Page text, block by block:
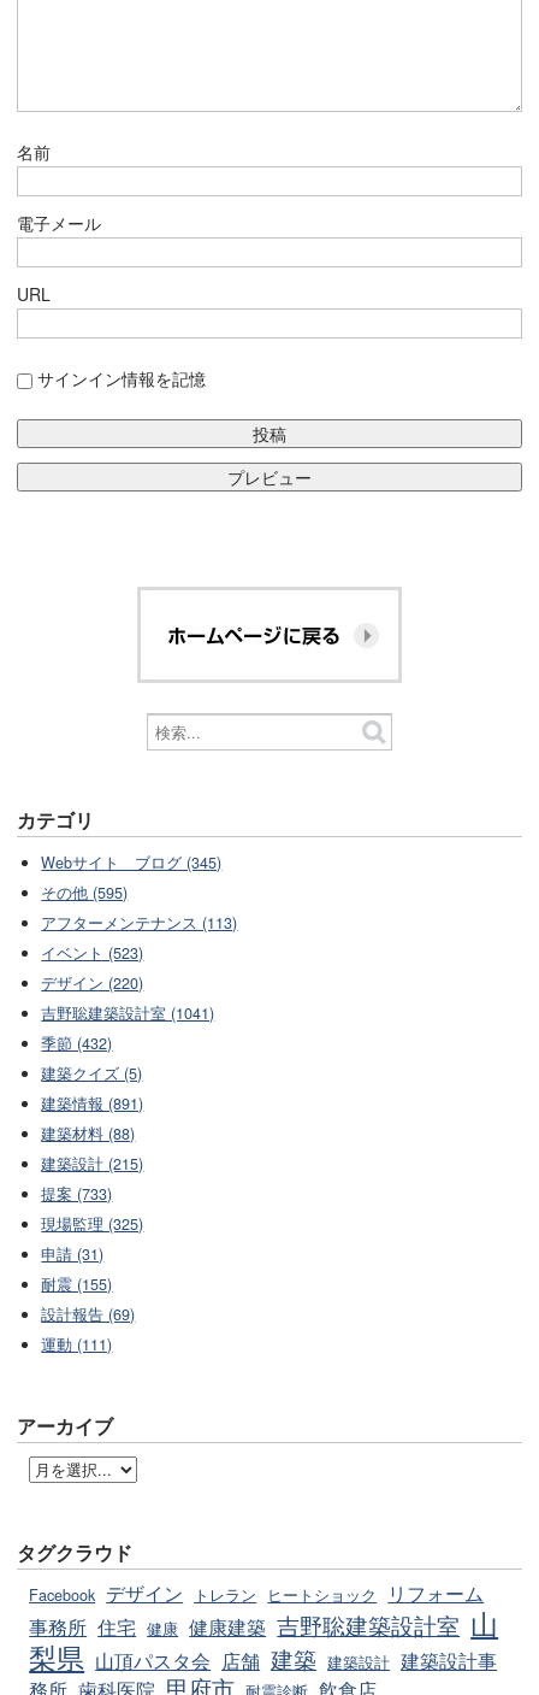
名前
電子メール
URL
サインイン情報を記憶
カテゴリ
Webサイト ブログ (345)
その他 (595)
アフターメンテナンス (113)
イベント (523)
デザイン (220)
吉野聡建築設計室 (1041)
季節 (432)
建築クイズ (5)
建築情報 (891)
建築材料 (88)
建築設計 (215)
提案 (733)
現場監理 (325)
申請 (31)
耐震 (155)
設計報告 (69)
運動 (111)
アーカイブ
タグクラウド
Facebook デザイン トレラン ヒートショック
リフォーム
事務所 住宅 健康 健康建築 吉野聡建築設計室 山
梨県 山頂パスタ会 店舗 建築 建築設計 建築設計事
甲府市